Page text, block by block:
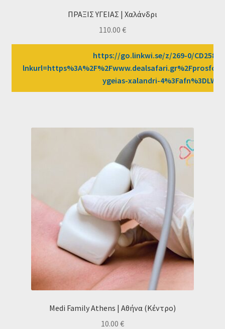
ΠΡΑΞΙΣ ΥΓΕΙΑΣ | Χαλάνδρι
110.00 €
https://go.linkwi.se/z/269-0/CD2589/
ygeias-xalandri-4%3Fafn%3DLW
Medi Family Athens | Αθήνα (Κέντρο)
10.00 €